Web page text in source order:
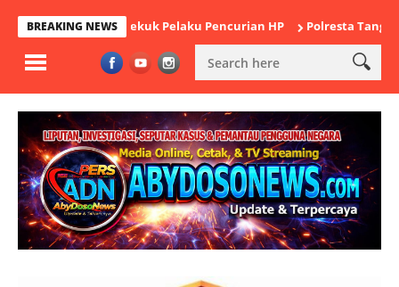
BREAKING NEWS
Bekuk Pelaku Pencurian HP Polresta Tangerang Satukan